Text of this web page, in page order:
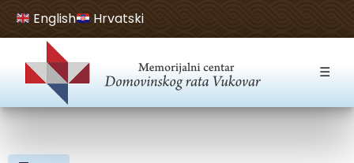
Open toolbar
English Hrvatski
☰